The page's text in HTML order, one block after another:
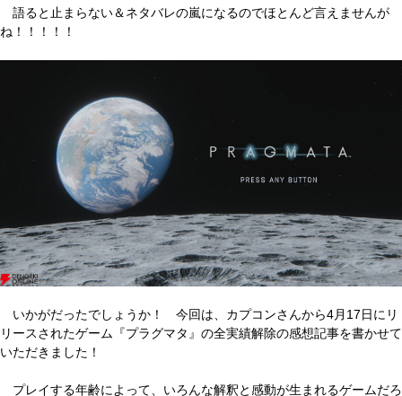
語ると止まらない＆ネタバレの嵐になるのでほとんど言えませんが
ね！！！！！
いかがだったでしょうか！ 今回は、カプコンさんから4月17日にリ
リースされたゲーム『プラグマタ』の全実績解除の感想記事を書かせて
いただきました！
プレイする年齢によって、いろんな解釈と感動が生まれるゲームだろ